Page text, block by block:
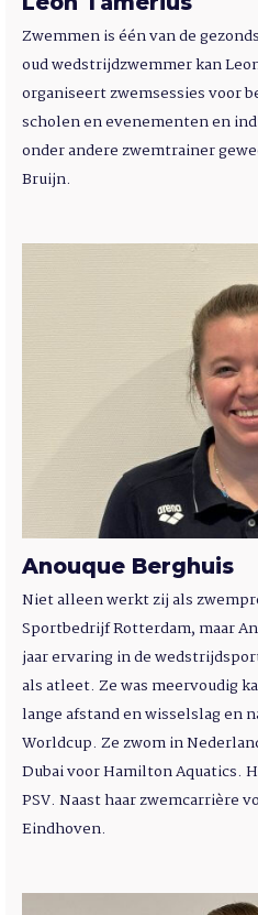
Zwemmen is één van de
oud wedstrijdzwemmer kan
organiseert zwemsessies voor
scholen en evenementen en
onder andere zwemtrainer
Bruijn.
Anouque Berghuis
Niet alleen werkt zij als
Sportbedrijf Rotterdam, maar
jaar ervaring in de
als atleet. Ze was meervoudig
lange afstand en wisselslag en
Worldcup. Ze zwom in
Dubai voor Hamilton Aquatics.
PSV. Naast haar zwemcarrière
Eindhoven.